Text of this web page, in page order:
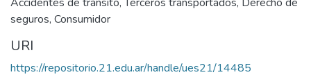
seguros, Consumidor
URI
https://repositorio.21.edu.ar/handle/ues21/14485